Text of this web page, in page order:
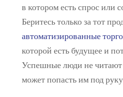
в котором есть спрос или
Беритесь только за тот
автоматизированные
которой есть будущее и
Успешные люди не читают
может попасть им под